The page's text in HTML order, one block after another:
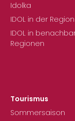
Idolka
IDOL in der
IDOL in
Regionen
Tourismus
Sommersaison